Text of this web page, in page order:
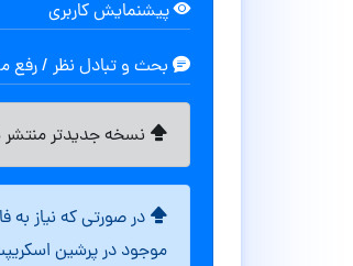
پیشنمایش کاربری
بحث و تبادل نظر / رفع
نسخه جدیدتر
در صورتی که نیاز
موجود در پرشین